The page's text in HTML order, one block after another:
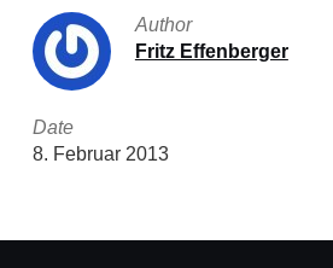
Author
Fritz Effenberger
Date
8. Februar 2013